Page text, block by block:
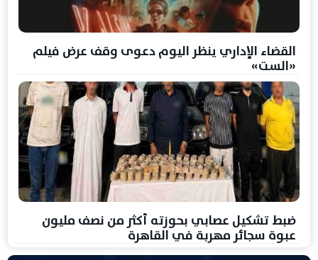
القضاء الإداري ينظر اليوم دعوى وقف عرض فيلم
«الست»
ضبط تشكيل عصابي بحوزته أكثر من نصف مليون
عبوة سجائر مهربة في القاهرة